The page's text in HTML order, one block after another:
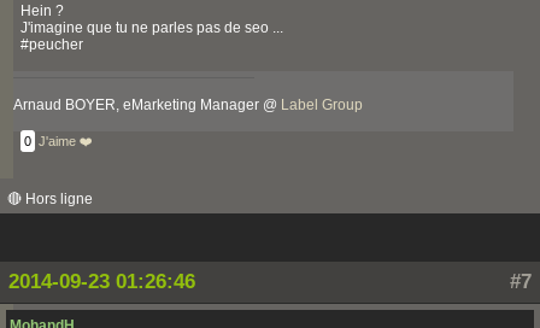
Hein ?
J'imagine que tu ne parles pas de seo ...
#peucher
Arnaud BOYER, eMarketing Manager @ Label Group
0 J'aime ❤️
🔴 Hors ligne
#7
2014-09-23 01:26:46